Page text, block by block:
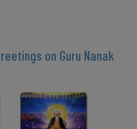
on Guru Nanak